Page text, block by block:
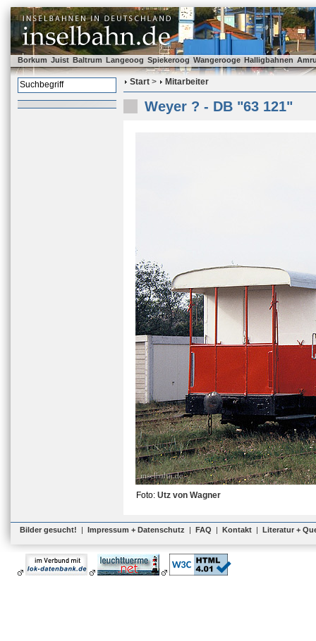
Borkum Juist Baltrum Langeoog Spiekeroog Wangerooge Halligbahnen
Start > Mitarbeiter
Weyer ? - DB "63 121"
Foto: Utz von Wagner
Bilder gesucht! | Impressum + Datenschutz | FAQ | Kontakt | Literatur +